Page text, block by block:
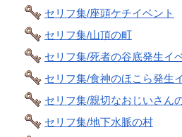
セリフ集/座頭ケチイベント
セリフ集/山頂の町
セリフ集/死者の谷底発生イ
セリフ集/食神のほこら発生
セリフ集/親切なおじいさん
セリフ集/地下水脈の村